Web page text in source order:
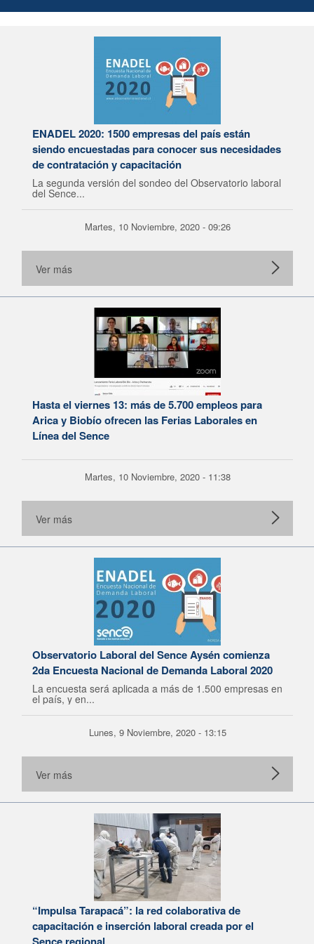
ENADEL 2020: 1500 empresas del país están
siendo encuestadas para conocer sus necesidades
de contratación y capacitación
La segunda versión del sondeo del Observatorio laboral
del Sence...
Martes, 10 Noviembre, 2020 - 09:26
Ver más
Hasta el viernes 13: más de 5.700 empleos para
Arica y Biobío ofrecen las Ferias Laborales en
Línea del Sence
Martes, 10 Noviembre, 2020 - 11:38
Ver más
Observatorio Laboral del Sence Aysén comienza
2da Encuesta Nacional de Demanda Laboral 2020
La encuesta será aplicada a más de 1.500 empresas en
el país, y en...
Lunes, 9 Noviembre, 2020 - 13:15
Ver más
“Impulsa Tarapacá”: la red colaborativa de
capacitación e inserción laboral creada por el